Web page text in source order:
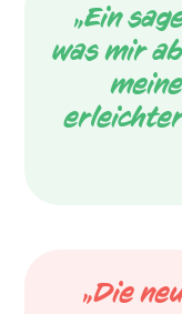
„Ein
was mir
„Die